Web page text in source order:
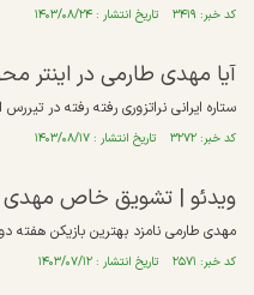
کد خبر: ۳۴۱۹ تاریخ انتشار : ۱۴۰۳/۰۸/۲۴
آیا مهدی طارمی در اینتر
ستاره ایرانی نراتزوری رفته رفته در تیررس
کد خبر: ۳۲۷۲ تاریخ انتشار : ۱۴۰۳/۰۸/۱۷
ویدئو |‌ تشویق خاص مهدی
مهدی طارمی نامزد بهترین بازیکن هفته
کد خبر: ۲۵۷۱ تاریخ انتشار : ۱۴۰۳/۰۷/۱۲